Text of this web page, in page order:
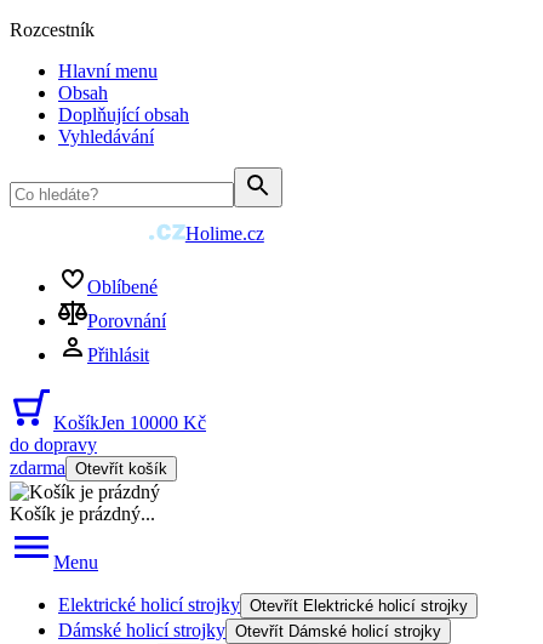
Rozcestník
Hlavní menu
Obsah
Doplňující obsah
Vyhledávání
Holime.cz
Oblíbené
Porovnání
Přihlásit
KošíkJen 10000 Kč
do dopravy
zdarma Otevřít košík
Košík je prázdný...
Menu
Elektrické holicí strojky Otevřít Elektrické holicí strojky
Dámské holicí strojky Otevřít Dámské holicí strojky